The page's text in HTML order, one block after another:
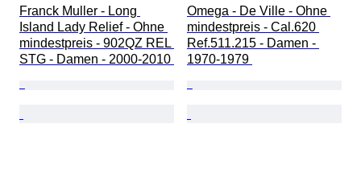
Franck Muller - Long
Island Lady Relief - Ohne
mindestpreis - 902QZ REL
STG - Damen - 2000-2010
Omega - De Ville - Ohne
mindestpreis - Cal.620
Ref.511.215 - Damen -
1970-1979